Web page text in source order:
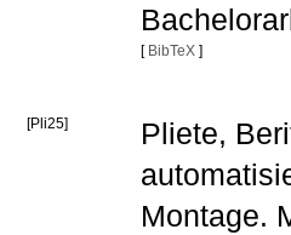
[ BibTeX ]
[Pli25]
Pliete,
Montage.